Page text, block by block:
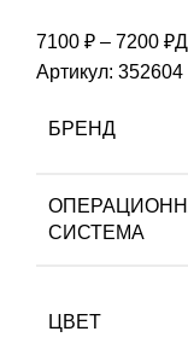
7100 ₽ – 7200 ₽
Артикул: 352604
БРЕНД
СИСТЕМА
ЦВЕТ